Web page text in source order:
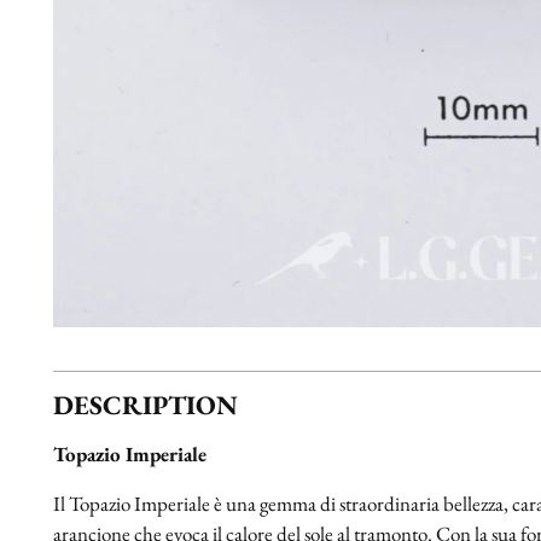
DESCRIPTION
Topazio Imperiale
Il Topazio Imperiale è una gemma di straordinaria bellezza,
arancione che evoca il calore del sole al tramonto. Con la sua